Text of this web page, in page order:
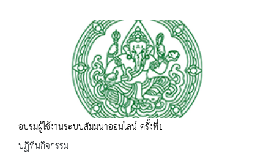
อบรมผู้ใช้งานระบบสัมมนาออนไลน์ ครั้งที่1
ปฏิทินกิจกรรม